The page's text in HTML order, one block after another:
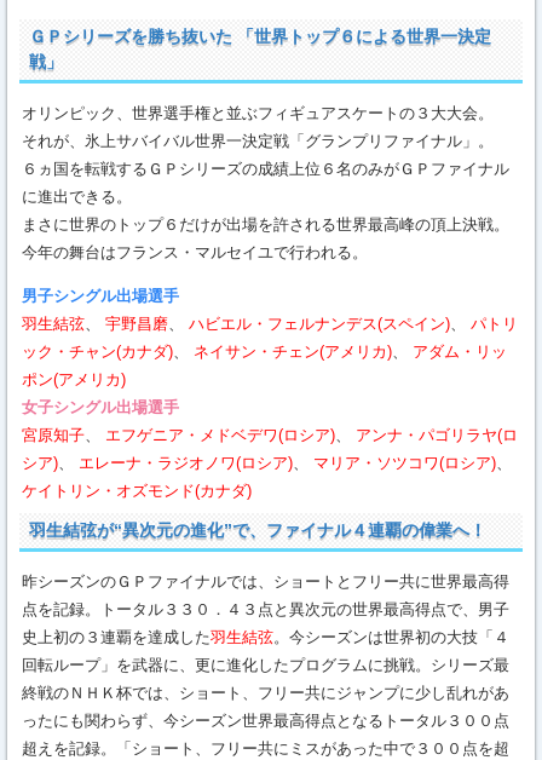
ＧＰシリーズを勝ち抜いた 「世界トップ６による世界一決定
戦」
オリンピック、世界選手権と並ぶフィギュアスケートの３大大会。
それが、氷上サバイバル世界一決定戦「グランプリファイナル」。
６ヵ国を転戦するＧＰシリーズの成績上位６名のみがＧＰファイナル
に進出できる。
まさに世界のトップ６だけが出場を許される世界最高峰の頂上決戦。
今年の舞台はフランス・マルセイユで行われる。
男子シングル出場選手
羽生結弦、 宇野昌磨、 ハビエル・フェルナンデス(スペイン)、 パトリ
ック・チャン(カナダ)、 ネイサン・チェン(アメリカ)、 アダム・リッ
ポン(アメリカ)
女子シングル出場選手
宮原知子、 エフゲニア・メドベデワ(ロシア)、 アンナ・パゴリラヤ(ロ
シア)、 エレーナ・ラジオノワ(ロシア)、 マリア・ソツコワ(ロシア)、
ケイトリン・オズモンド(カナダ)
羽生結弦が“異次元の進化”で、ファイナル４連覇の偉業へ！
昨シーズンのＧＰファイナルでは、ショートとフリー共に世界最高得
点を記録。トータル３３０．４３点と異次元の世界最高得点で、男子
史上初の３連覇を達成した羽生結弦。今シーズンは世界初の大技「４
回転ループ」を武器に、更に進化したプログラムに挑戦。シリーズ最
終戦のＮＨＫ杯では、ショート、フリー共にジャンプに少し乱れがあ
ったにも関わらず、今シーズン世界最高得点となるトータル３００点
超えを記録。「ショート、フリー共にミスがあった中で３００点を超